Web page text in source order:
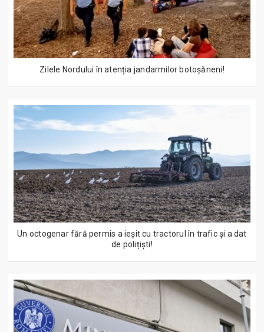
Zilele Nordului în atenția jandarmilor botoșăneni!
Un octogenar fără permis a ieșit cu tractorul în trafic și a dat
de polițiști!